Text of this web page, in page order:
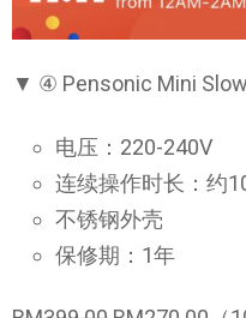
▼ ④ Pensonic Mini
电压：220-240V
连续操作时长：约
不锈钢外壳
保修期：1年